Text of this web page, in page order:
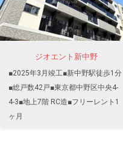
ジオエント新中野
■2025年3月竣工■新中野駅徒歩1分
■総戸数42戸■東京都中野区中央4-
4-3■地上7階 RC造■フリーレント1
ヶ月